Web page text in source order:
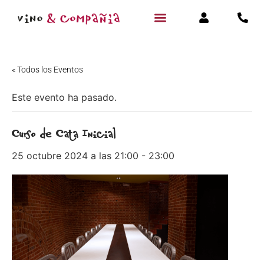
« Todos los Eventos
Este evento ha pasado.
Curso de Cata Inicial
25 octubre 2024 a las 21:00 - 23:00